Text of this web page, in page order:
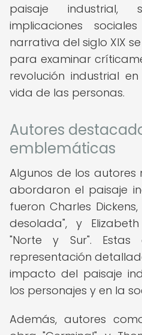
paisaje industrial,
implicaciones
narrativa del siglo XIX
para examinar
revolución industrial
vida de las personas.
Autores
emblemáticas
Algunos de los
abordaron el paisaje
fueron Charles
desolada", y
"Norte y Sur".
representación
impacto del paisaje
los personajes y en la
Además, autores